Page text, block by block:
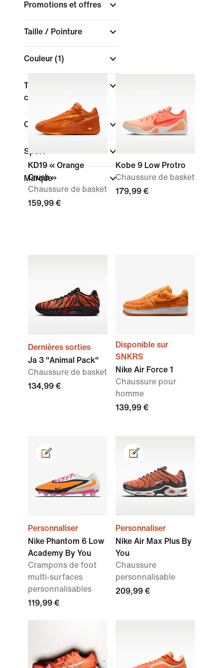
Promotions et offres
Taille / Pointure
Couleur (1)
Type de coupe des
chaussures
Collections
Sport
Marque
KD19 « Orange
Crush »
Chaussure de basket
159,99 €
Kobe 9 Low Protro
Chaussure de basket
179,99 €
Dernières sorties
Ja 3 "Animal Pack"
Chaussure de basket
134,99 €
Disponible sur
SNKRS
Nike Air Force 1
Chaussure pour
homme
139,99 €
Personnaliser
Nike Phantom 6 Low
Academy By You
Crampons de foot
multi-surfaces
personnalisables
119,99 €
Personnaliser
Nike Air Max Plus By
You
Chaussure
personnalisable
209,99 €